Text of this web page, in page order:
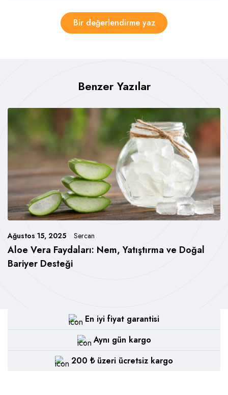
Bir değerlendirme yaz
Benzer Yazılar
Aloe Vera Faydaları: Nem, Yatıştırma ve Doğal
Bariyer Desteği
Ağustos 15, 2025 Sercan
En iyi fiyat garantisi
Aynı gün kargo
200 ₺ üzeri ücretsiz kargo